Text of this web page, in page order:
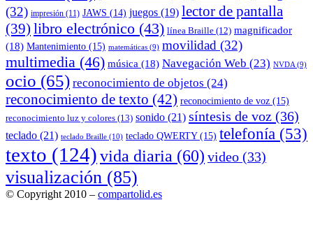
(32) impresión (11) JAWS (14) juegos (19) lector de pantalla
(39) libro electrónico (43) línea Braille (12) magnificador
(18) Mantenimiento (15) matemáticas (9) movilidad (32)
multimedia (46) música (18) Navegación Web (23) NVDA (9)
ocio (65) reconocimiento de objetos (24)
reconocimiento de texto (42) reconocimiento de voz (15)
reconocimiento luz y colores (13) sonido (21) síntesis de voz (36)
teclado (21) teclado Braille (10) teclado QWERTY(15) telefonía (53)
texto (124)vida diaria (60) video (33)
visualización (85)
© Copyright 2010 – compartolid.es